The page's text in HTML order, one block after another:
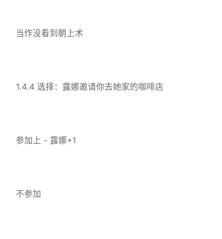
当作没看到朝上术
1.4.4 选择：露娜邀请你去她家的咖啡店
参加上 - 露娜+1
不参加